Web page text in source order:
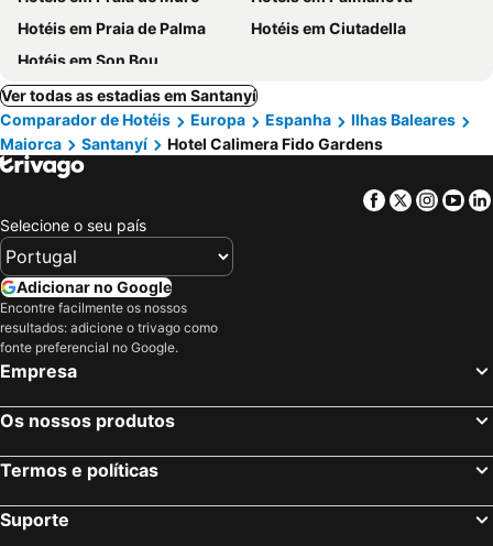
Hotéis em Praia de Palma
Hotéis em Ciutadella
Hotéis em Son Bou
Ver todas as estadias em Santanyí
Comparador de Hotéis
Europa Espanha
Ilhas Baleares
Maiorca
Santanyí Hotel Calimera Fido Gardens
Facebook
Twitter
Selecione o seu país
Adicionar no Google
Encontre facilmente os nossos
resultados: adicione o trivago como
fonte preferencial no Google.
Empresa
Os nossos produtos
Termos e políticas
Suporte